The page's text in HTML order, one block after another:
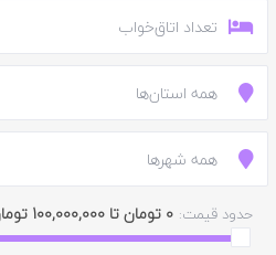
تعداد اتاق‌خواب
همه استان‌ها
همه شهرها
حدود قیمت: 0 تومان تا 100,000,000 تومان